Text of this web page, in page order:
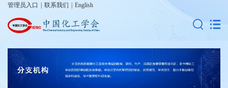
管理员入口 联系我们 English